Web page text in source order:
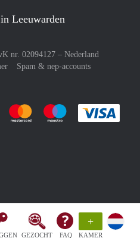
GEZOCHT FAQ
+
KAMER
Leeuwarden
nr. 02094127 – Nederland
Spam & nep-accounts
Je rekent gemakkelijk af met Paypal
Je rekent gemakkelijk af met
Je rekent